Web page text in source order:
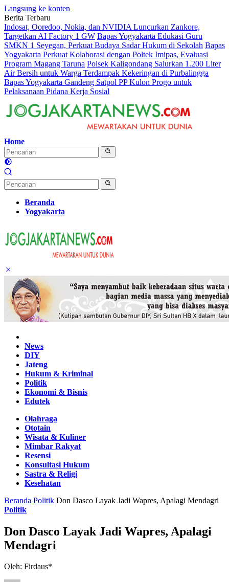
Langsung ke konten
Berita Terbaru
Indosat, Ooredoo, Nokia, dan NVIDIA Luncurkan Zankore,
Targetkan AI Factory 1 GW Bapas Yogyakarta Edukasi Guru
SMKN 1 Seyegan, Perkuat Budaya Sadar Hukum di Sekolah Bapas
Yogyakarta Perkuat Kolaborasi dengan Poltek Imipas, Evaluasi
Program Magang Taruna Polsek Kaligondang Salurkan 1.200 Liter
Air Bersih untuk Warga Terdampak Kekeringan di Purbalingga
Bapas Yogyakarta Gandeng Satpol PP Kulon Progo untuk
Pelaksanaan Pidana Kerja Sosial
Home
Beranda
Yogyakarta
News
DIY
Jateng
Hukum & Kriminal
Politik
Ekonomi & Bisnis
Edutek
Olahraga
Ototain
Wisata & Kuliner
Mimbar Rakyat
Resensi
Konsultasi Hukum
Sastra & Religi
Kesehatan
Beranda Politik Don Dasco Layak Jadi Wapres, Apalagi Mendagri
Politik
Don Dasco Layak Jadi Wapres, Apalagi
Mendagri
Oleh: Firdaus*